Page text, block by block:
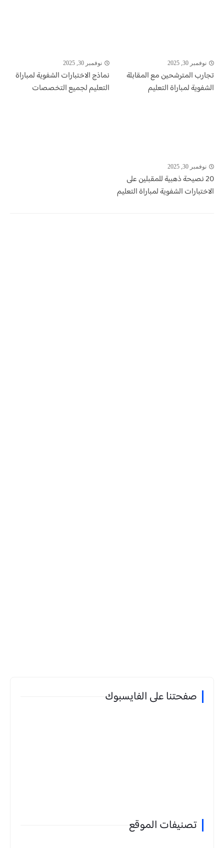
نوفمبر 30, 2025
تجارب المترشحين مع المقابلة
الشفوية لمباراة التعليم
نوفمبر 30, 2025
نماذج الاختبارات الشفوية لمباراة
التعليم لجميع التخصصات
نوفمبر 30, 2025
20 نصيحة ذهبية للمقبلين على
الاختبارات الشفوية لمباراة التعليم
صفحتنا على الفايسبوك
تصنيفات الموقع